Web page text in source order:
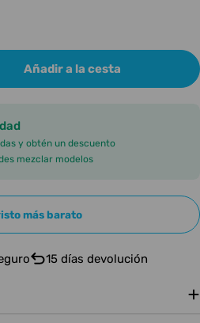
AURORA STRINGS
para AURORA
Añadir a la cesta
y obtén un descuento
mezclar modelos
más barato
15 días devolución